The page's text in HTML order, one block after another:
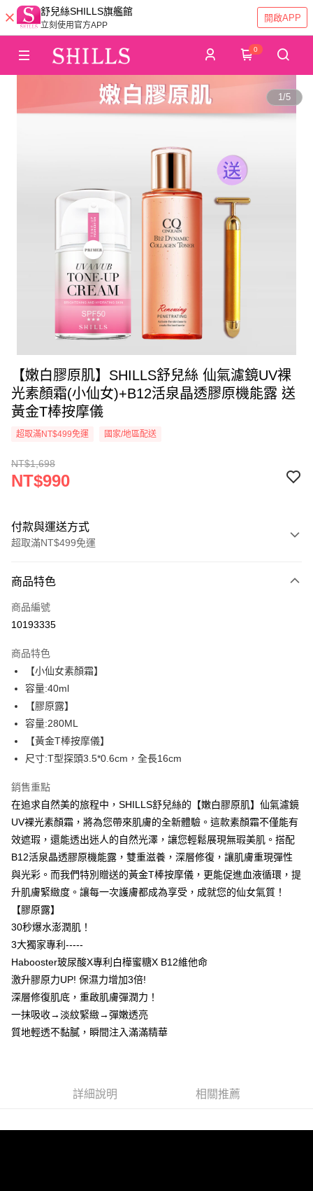
舒兒絲SHILLS旗艦館
立刻使用官方APP
開啟APP
0
1/5
【嫩白膠原肌】SHILLS舒兒絲 仙氣濾鏡UV裸
光素顏霜(小仙女)+B12活泉晶透膠原機能露 送
黃金T棒按摩儀
超取滿NT$499免運 國家/地區配送
NT$1,698
NT$990
付款與運送方式
超取滿NT$499免運
信用卡一次付款
超商取貨付款
Apple Pay
街口支付
悠遊付
ATM付款
全家取貨付款
每筆NT$85，滿NT$499(含以上)免運費
付款後全家取貨
7-11取貨付款
每筆NT$85，滿NT$499(含以上)免運費
每筆NT$85，滿NT$499(含以上)免運費
宅配
每筆NT$85，滿NT$499(含以上)免運費
國家/地區配送
商品特色
商品編號
10193335
商品特色
【小仙女素顏霜】
容量:40ml
【膠原露】
容量:280ML
【黃金T棒按摩儀】
尺寸:T型探頭3.5*0.6cm，全長16cm
銷售重點
在追求自然美的旅程中，SHILLS舒兒絲的【嫩白膠原肌】仙氣濾鏡
UV裸光素顏霜，將為您帶來肌膚的全新體驗。這款素顏霜不僅能有
效遮瑕，還能透出迷人的自然光澤，讓您輕鬆展現無瑕美肌。搭配
B12活泉晶透膠原機能露，雙重滋養，深層修復，讓肌膚重現彈性
與光彩。而我們特別贈送的黃金T棒按摩儀，更能促進血液循環，提
升肌膚緊緻度。讓每一次護膚都成為享受，成就您的仙女氣質！
【膠原露】
30秒爆水澎潤肌！
3大獨家專利-----
Habooster玻尿酸X專利白樺蜜糖X B12維他命
激升膠原力UP! 保濕力增加3倍!
深層修復肌底，重啟肌膚彈潤力！
一抹吸收→淡紋緊緻→彈嫩透亮
質地輕透不黏膩，瞬間注入滿滿精華
詳細說明 相關推薦